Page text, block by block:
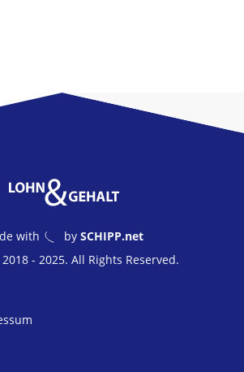
with by SCHIPP.net
- 2025. All Rights Reserved.